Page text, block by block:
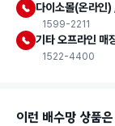
다이소몰(온라인)
1599-2211
기타 오프라인 매
1522-4400
이런 배수망 상품